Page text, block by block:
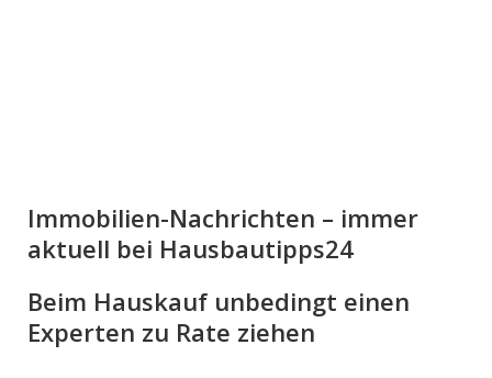
Immobilien-Nachrichten – immer
aktuell bei Hausbautipps24
Beim Hauskauf unbedingt einen
Experten zu Rate ziehen